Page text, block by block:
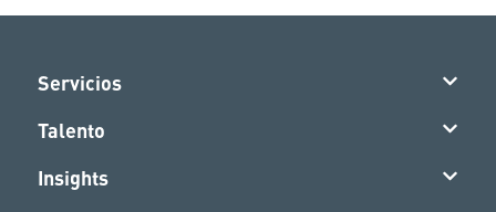
Servicios
Talento
Insights